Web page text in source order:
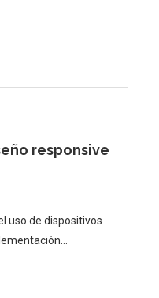
responsive
uso de dispositivos